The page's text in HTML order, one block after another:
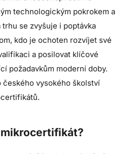
technologickým pokrokem a
se zvyšuje i poptávka
kdo je ochoten rozvíjet své
a posilovat klíčové
požadavkům moderní doby.
vysokého školství